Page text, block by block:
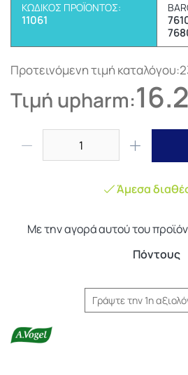
ΚΩΔΙΚΌΣ ΠΡΟΪΌΝΤΟΣ:
11061
Προτεινόμενη τιμή
Τιμή upharm:
Άμεσα
Με την αγορά αυτού του
Πόντους
Γράψτε την 1η